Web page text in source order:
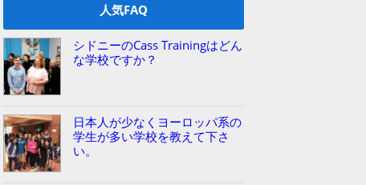
人気FAQ
シドニーのCass Trainingはどん
な学校ですか？
日本人が少なくヨーロッパ系の
学生が多い学校を教えて下さ
い。